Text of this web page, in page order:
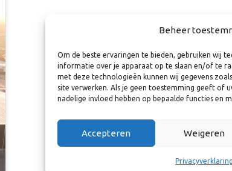
Beheer
Om de beste ervaringen te bieden, gebruiken wij
informatie over je apparaat op te slaan en/of te
met deze technologieën kunnen wij gegevens
site verwerken. Als je geen toestemming geeft of
nadelige invloed hebben op bepaalde functies en
Accepteren Weigeren
Privacyverklaring